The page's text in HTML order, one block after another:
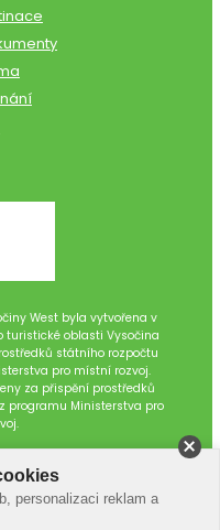
West byla vytvořena v
turistické oblasti Vysočina
státního rozpočtu
pro místní rozvoj.
za přispění prostředků
programu Ministerstva pro
personalizaci reklam a